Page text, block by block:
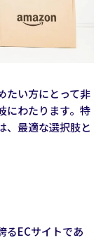
たい方にとって非
にわたります。特
、最適な選択肢と
るECサイトであ